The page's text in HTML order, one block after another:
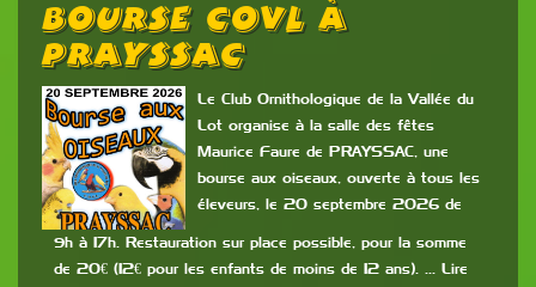
Bourse COVL À
PRAYSSAC
Le Club Ornithologique de la Vallée du
Lot organise à la salle des fêtes
Maurice Faure de PRAYSSAC, une
bourse aux oiseaux, ouverte à tous les
éleveurs, le 20 septembre 2026 de
9h à 17h. Restauration sur place possible, pour la somme
de 20€ (12€ pour les enfants de moins de 12 ans). … Lire